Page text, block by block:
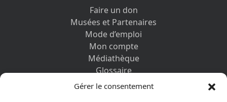
Gérer le consentement
Faire un don
Musées et Partenaires
Mode d’emploi
Mon compte
Médiathèque
Glossaire
Contactez-nous